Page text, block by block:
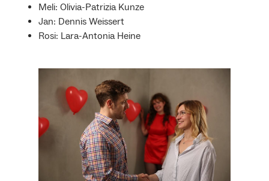
Meli: Olivia-Patrizia Kunze
Jan: Dennis Weissert
Rosi: Lara-Antonia Heine